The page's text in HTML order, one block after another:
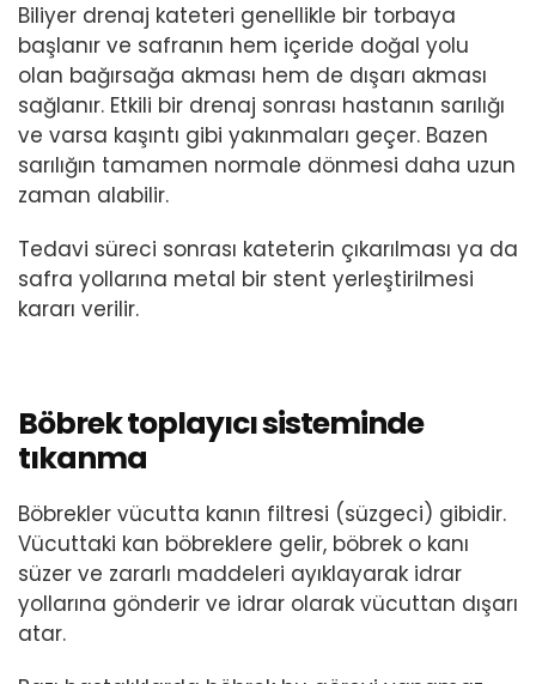
Biliyer drenaj kateteri genellikle bir torbaya
başlanır ve safranın hem içeride doğal yolu
olan bağırsağa akması hem de dışarı akması
sağlanır. Etkili bir drenaj sonrası hastanın sarılığı
ve varsa kaşıntı gibi yakınmaları geçer. Bazen
sarılığın tamamen normale dönmesi daha uzun
zaman alabilir.
Tedavi süreci sonrası kateterin çıkarılması ya da
safra yollarına metal bir stent yerleştirilmesi
kararı verilir.
Böbrek toplayıcı sisteminde
tıkanma
Böbrekler vücutta kanın filtresi (süzgeci) gibidir.
Vücuttaki kan böbreklere gelir, böbrek o kanı
süzer ve zararlı maddeleri ayıklayarak idrar
yollarına gönderir ve idrar olarak vücuttan dışarı
atar.